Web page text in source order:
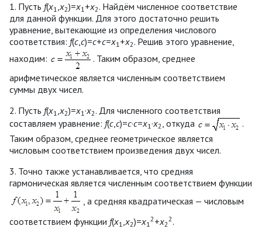
1. Пусть f(x1,x2)=x1+x2. Найдём численное соответствие
для данной функции. Для этого достаточно решить
уравнение, вытекающие из определения числового
соответствия: f(c,c)=c+c=x1+x2. Решив этого уравнение,
находим:
. Таким образом, среднее
арифметическое является численным соответствием
суммы двух чисел.
2. Пусть f(x1,x2)=x1·x2. Для численного соответствия
составляем уравнение: f(c,c)=c·c=x1·x2, откуда
.
Таким образом, среднее геометрическое является
числовым соответствием произведения двух чисел.
3. Точно также устанавливается, что средняя
гармоническая является численным соответствием функции
, а средняя квадратическая — числовым
соответствием функции f(x1,x2)=x1
2+x2
2.